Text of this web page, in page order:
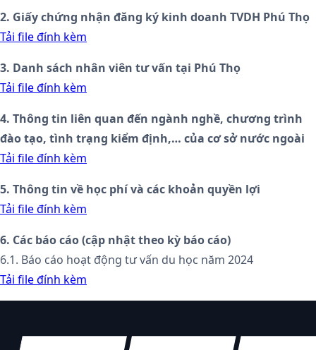
2. Giấy chứng nhận đăng ký kinh doanh TVDH Phú Thọ
Tải file đính kèm
3. Danh sách nhân viên tư vấn tại Phú Thọ
Tải file đính kèm
4. Thông tin liên quan đến ngành nghề, chương trình
đào tạo, tình trạng kiểm định,… của cơ sở nước ngoài
Tải file đính kèm
5. Thông tin về học phí và các khoản quyền lợi
Tải file đính kèm
6. Các báo cáo (cập nhật theo kỳ báo cáo)
6.1. Báo cáo hoạt động tư vấn du học năm 2024
Tải file đính kèm